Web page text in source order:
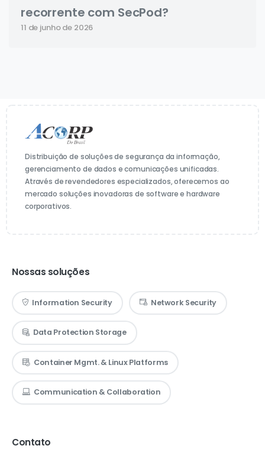
recorrente com SecPod?
11 de junho de 2026
Distribuição de soluções de segurança da informação,
gerenciamento de dados e comunicações unificadas.
Através de revendedores especializados, oferecemos ao
mercado soluções inovadoras de software e hardware
corporativos.
Nossas soluções
Information Security Network Security
Data Protection Storage
Container Mgmt. & Linux Platforms
Communication & Collaboration
Contato